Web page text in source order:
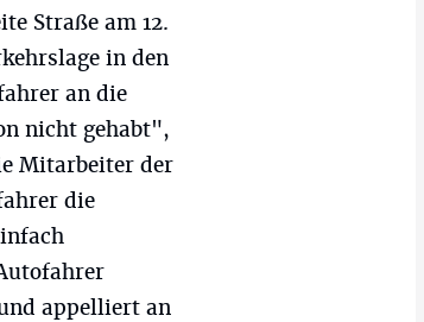
Straße am 12.
in den
an die
nicht gehabt",
Mitarbeiter der
die
appelliert an